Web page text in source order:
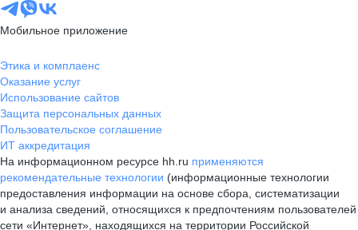
Мобильное приложение
Этика и комплаенс
Оказание услуг
Использование сайтов
Защита персональных данных
Пользовательское соглашение
ИТ аккредитация
На информационном ресурсе hh.ru применяются
рекомендательные технологии (информационные технологии
предоставления информации на основе сбора, систематизации
и анализа сведений, относящихся к предпочтениям пользователей
сети «Интернет», находящихся на территории Российской